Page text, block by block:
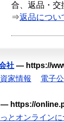
合、返品・交
⇒返品につい
社 — https://
家情報 電子
— https://
とオンラインに